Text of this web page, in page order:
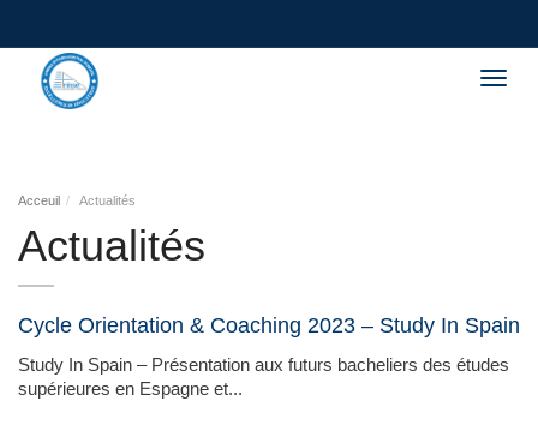
Acceuil Actualités
Actualités
Cycle Orientation & Coaching 2023 – Study In Spain
Study In Spain – Présentation aux futurs bacheliers des études
supérieures en Espagne et...